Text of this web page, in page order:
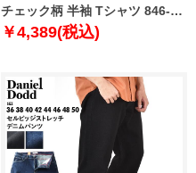
チェック柄 半袖 Tシャツ 846-
t2402jqd
￥4,389(税込)